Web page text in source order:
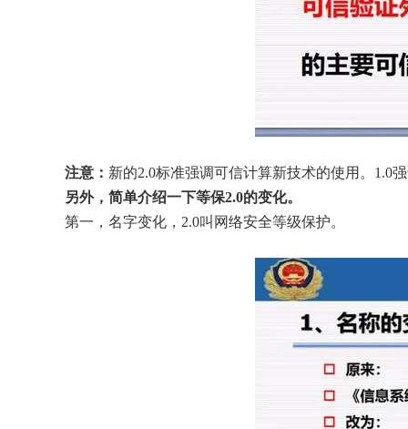
    注意：
新的2.0标准强调可信计算新技术的使用。1.0
    另外，简单介绍一下等保2.0的变化。
    第一，名字变化，2.0叫网络安全等级保护。